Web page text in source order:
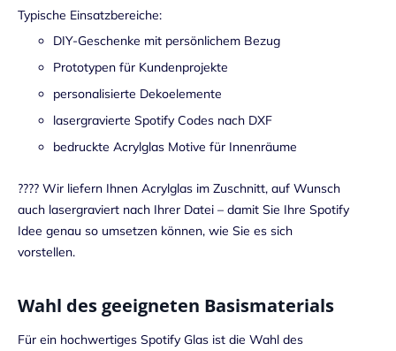
Typische Einsatzbereiche:
DIY-Geschenke mit persönlichem Bezug
Prototypen für Kundenprojekte
personalisierte Dekoelemente
lasergravierte Spotify Codes nach DXF
bedruckte Acrylglas Motive für Innenräume
???? Wir liefern Ihnen Acrylglas im Zuschnitt, auf Wunsch
auch lasergraviert nach Ihrer Datei – damit Sie Ihre Spotify
Idee genau so umsetzen können, wie Sie es sich
vorstellen.
Wahl des geeigneten Basismaterials
Für ein hochwertiges Spotify Glas ist die Wahl des